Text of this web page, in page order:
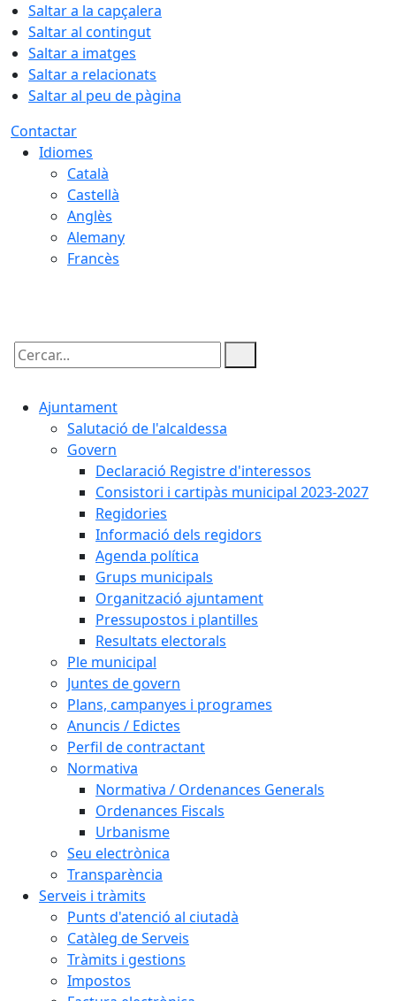
Saltar a la capçalera
Saltar al contingut
Saltar a imatges
Saltar a relacionats
Saltar al peu de pàgina
Contactar
Idiomes
Català
Castellà
Anglès
Alemany
Francès
Cercar:
Ajuntament
Salutació de l'alcaldessa
Govern
Declaració Registre d'interessos
Consistori i cartipàs municipal 2023-2027
Regidories
Informació dels regidors
Agenda política
Grups municipals
Organització ajuntament
Pressupostos i plantilles
Resultats electorals
Ple municipal
Juntes de govern
Plans, campanyes i programes
Anuncis / Edictes
Perfil de contractant
Normativa
Normativa / Ordenances Generals
Ordenances Fiscals
Urbanisme
Seu electrònica
Transparència
Serveis i tràmits
Punts d'atenció al ciutadà
Catàleg de Serveis
Tràmits i gestions
Impostos